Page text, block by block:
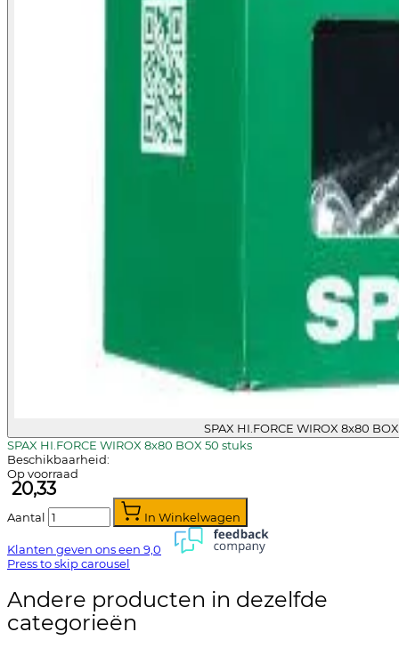
SPAX HI.FORCE WIROX 8x80
SPAX HI.FORCE WIROX 8x80 BOX 50 stuks
Beschikbaarheid:
Op voorraad
20,33
Aantal In Winkelwagen
Klanten geven ons een 9,0
Press to skip carousel
Andere producten in dezelfde
categorieën